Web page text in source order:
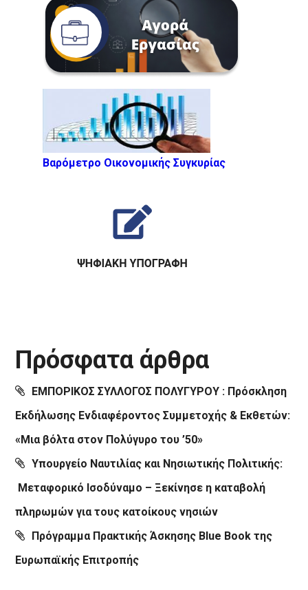
Βαρόμετρο Οικονομικής Συγκυρίας
Πρόσφατα άρθρα
ΕΜΠΟΡΙΚΟΣ ΣΥΛΛΟΓΟΣ ΠΟΛΥΓΥΡΟΥ : Πρόσκληση
Εκδήλωσης Ενδιαφέροντος Συμμετοχής & Εκθετών:
«Μια βόλτα στον Πολύγυρο του ’50»
Υπουργείο Ναυτιλίας και Νησιωτικής Πολιτικής:
Μεταφορικό Ισοδύναμο – Ξεκίνησε η καταβολή
πληρωμών για τους κατοίκους νησιών
Πρόγραμμα Πρακτικής Άσκησης Blue Book της
Ευρωπαϊκής Επιτροπής